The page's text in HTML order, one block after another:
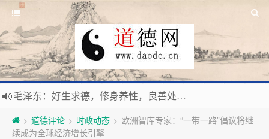
毛泽东：好生求德，修身养性，良善处世，信仰天人合一之大道。
> 道德评论 > 时政动态 > 欧洲智库专家：“一带一路”倡议将继
续成为全球经济增长引擎